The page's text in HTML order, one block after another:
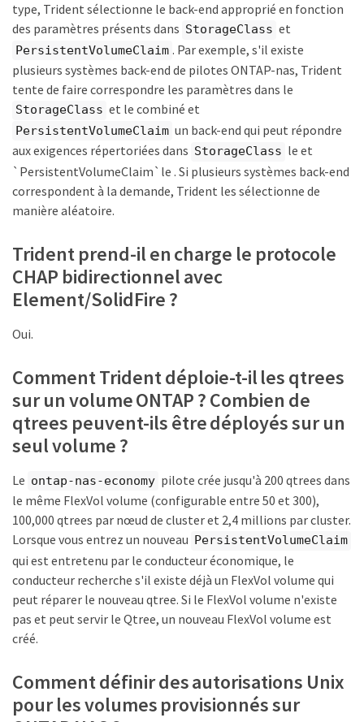
type, Trident sélectionne le back-end approprié en fonction
des paramètres présents dans StorageClass et
PersistentVolumeClaim . Par exemple, s'il existe
plusieurs systèmes back-end de pilotes ONTAP-nas, Trident
tente de faire correspondre les paramètres dans le
StorageClass et le combiné et
PersistentVolumeClaim un back-end qui peut répondre
aux exigences répertoriées dans StorageClass le et
`PersistentVolumeClaim`le . Si plusieurs systèmes back-end
correspondent à la demande, Trident les sélectionne de
manière aléatoire.
Trident prend-il en charge le protocole
CHAP bidirectionnel avec
Element/SolidFire ?
Oui.
Comment Trident déploie-t-il les qtrees
sur un volume ONTAP ? Combien de
qtrees peuvent-ils être déployés sur un
seul volume ?
Le ontap-nas-economy pilote crée jusqu'à 200 qtrees dans
le même FlexVol volume (configurable entre 50 et 300),
100,000 qtrees par nœud de cluster et 2,4 millions par cluster.
Lorsque vous entrez un nouveau
PersistentVolumeClaim
qui est entretenu par le conducteur économique, le
conducteur recherche s'il existe déjà un FlexVol volume qui
peut réparer le nouveau qtree. Si le FlexVol volume n'existe
pas et peut servir le Qtree, un nouveau FlexVol volume est
créé.
Comment définir des autorisations Unix
pour les volumes provisionnés sur